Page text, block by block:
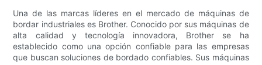
Una de las marcas líderes en el mercado de máquinas de
bordar industriales es Brother. Conocido por sus máquinas de
alta calidad y tecnología innovadora, Brother se ha
establecido como una opción confiable para las empresas
que buscan soluciones de bordado confiables. Sus máquinas